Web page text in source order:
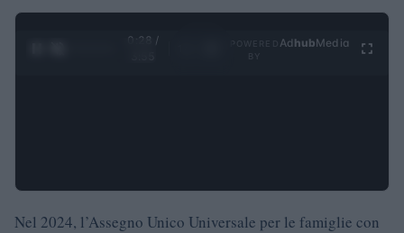
0:28 /
Ad hubMedia
Nel 2024, l’Assegno Unico Universale per le famiglie con